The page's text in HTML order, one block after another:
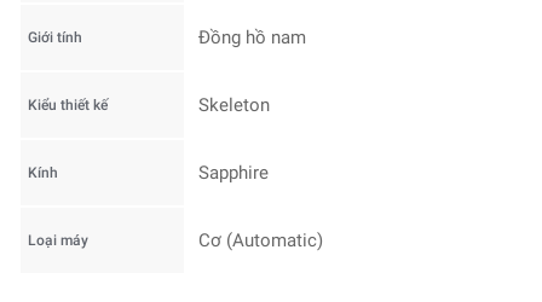
Giới tính Đồng hồ nam
Kiểu thiết kế Skeleton
Kính Sapphire
Loại máy Cơ (Automatic)